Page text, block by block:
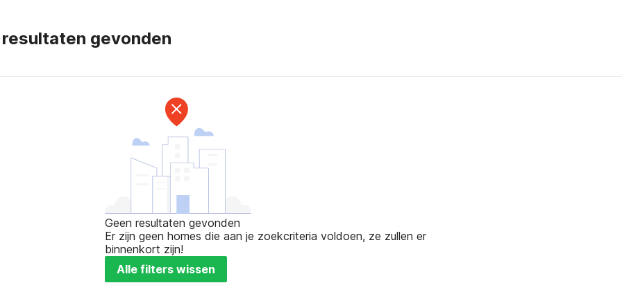
resultaten gevonden
Geen resultaten gevonden
Er zijn geen homes die aan je zoekcriteria voldoen, ze zullen er
binnenkort zijn!
Alle filters wissen